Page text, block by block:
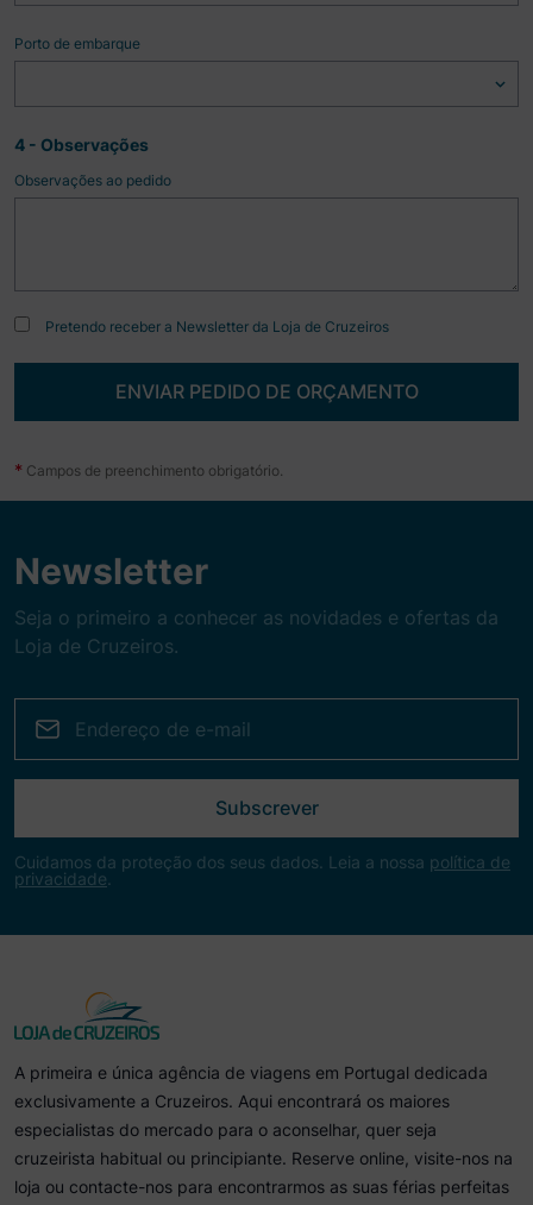
Porto de embarque
4 - Observações
Observações ao pedido
Pretendo receber a Newsletter da Loja de Cruzeiros
ENVIAR PEDIDO DE ORÇAMENTO
* Campos de preenchimento obrigatório.
Newsletter
Seja o primeiro a conhecer as novidades e ofertas da
Loja de Cruzeiros.
Subscrever
Cuidamos da proteção dos seus dados. Leia a nossa política de
privacidade
A primeira e única agência de viagens em Portugal dedicada
exclusivamente a Cruzeiros. Aqui encontrará os maiores
especialistas do mercado para o aconselhar, quer seja
cruzeirista habitual ou principiante. Reserve online, visite-nos na
loja ou contacte-nos para encontrarmos as suas férias perfeitas